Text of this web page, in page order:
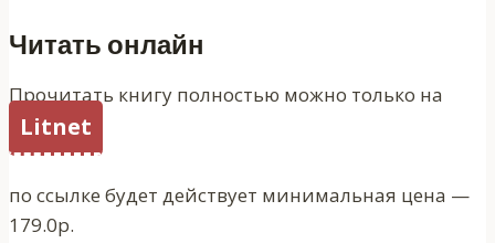
Читать онлайн
Прочитать книгу полностью можно только на
Litnet
по ссылке будет действует минимальная цена —
179.0р.